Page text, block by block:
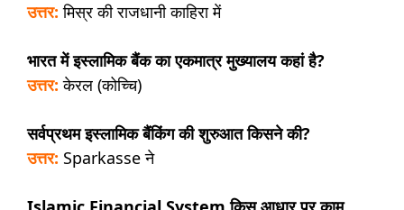
उत्तर: मिस्र की राजधानी काहिरा में
भारत में इस्लामिक बैंक का एकमात्र मुख्यालय कहां है?
उत्तर: केरल (कोच्चि)
सर्वप्रथम इस्लामिक बैंकिंग की शुरुआत किसने की?
उत्तर: Sparkasse ने